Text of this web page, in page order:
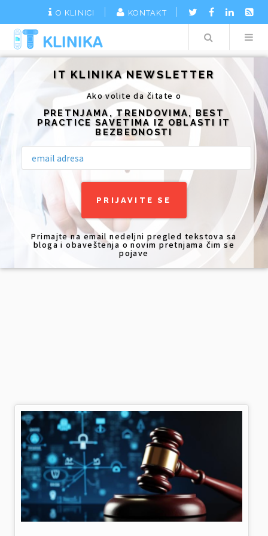
O KLINICI KONTAKT
Search
IT KLINIKA NEWSLETTER
Ako volite da čitate o
PRETNJAMA, TRENDOVIMA, BEST
PRACTICE SAVETIMA IZ OBLASTI IT
BEZBEDNOSTI
Primajte na email nedeljni pregled tekstova sa
bloga i obaveštenja o novim pretnjama čim se
pojave